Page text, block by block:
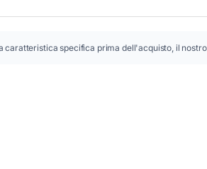
caratteristica specifica prima dell'acquisto, il